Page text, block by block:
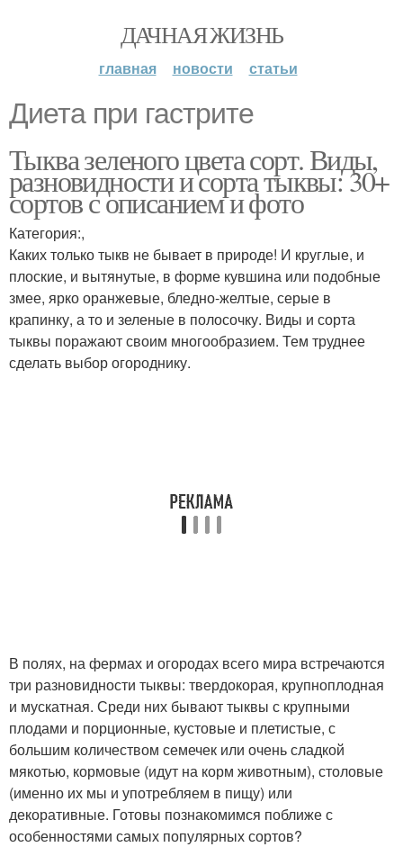
ДАЧНАЯ ЖИЗНЬ
главная новости статьи
Диета при гастрите
Тыква зеленого цвета сорт. Виды,
разновидности и сорта тыквы: 30+
сортов с описанием и фото
Категория:,
Каких только тыкв не бывает в природе! И круглые, и
плоские, и вытянутые, в форме кувшина или подобные
змее, ярко оранжевые, бледно-желтые, серые в
крапинку, а то и зеленые в полосочку. Виды и сорта
тыквы поражают своим многообразием. Тем труднее
сделать выбор огороднику.
В полях, на фермах и огородах всего мира встречаются
три разновидности тыквы: твердокорая, крупноплодная
и мускатная. Среди них бывают тыквы с крупными
плодами и порционные, кустовые и плетистые, с
большим количеством семечек или очень сладкой
мякотью, кормовые (идут на корм животным), столовые
(именно их мы и употребляем в пищу) или
декоративные. Готовы познакомимся поближе с
особенностями самых популярных сортов?